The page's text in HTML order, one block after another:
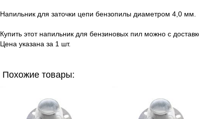
Напильник для заточки цепи бензопилы диаметром 4,0 мм.
Купить этот напильник для бензиновых пил можно с
Цена указана за 1 шт.
Похожие товары: